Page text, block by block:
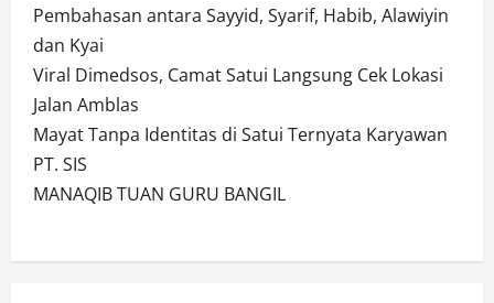
Pembahasan antara Sayyid, Syarif, Habib, Alawiyin
dan Kyai
Viral Dimedsos, Camat Satui Langsung Cek Lokasi
Jalan Amblas
Mayat Tanpa Identitas di Satui Ternyata Karyawan
PT. SIS
MANAQIB TUAN GURU BANGIL